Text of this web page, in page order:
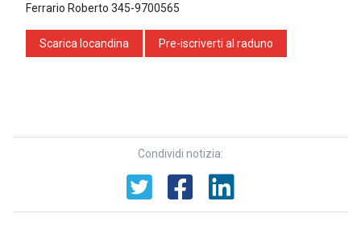
Ferrario Roberto 345-9700565
Scarica locandina Pre-iscriverti al raduno
Condividi notizia: